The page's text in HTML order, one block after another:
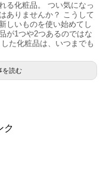
る化粧品。 つい気になっ
ありませんか？ こうして
しいものを使い始めてし
が1つや2つあるのではな
た化粧品は、いつまでも
を読む
ク